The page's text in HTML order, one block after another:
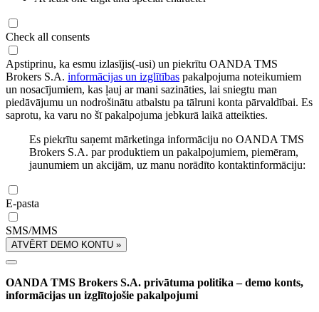
Check all consents
Apstiprinu, ka esmu izlasījis(-usi) un piekrītu OANDA TMS
Brokers S.A. informācijas un izglītības pakalpojuma noteikumiem
un nosacījumiem, kas ļauj ar mani sazināties, lai sniegtu man
piedāvājumu un nodrošinātu atbalstu pa tālruni konta pārvaldībai. Es
saprotu, ka varu no šī pakalpojuma jebkurā laikā atteikties.
Es piekrītu saņemt mārketinga informāciju no OANDA TMS
Brokers S.A. par produktiem un pakalpojumiem, piemēram,
jaunumiem un akcijām, uz manu norādīto kontaktinformāciju:
E-pasta
SMS/MMS
ATVĒRT DEMO KONTU »
OANDA TMS Brokers S.A. privātuma politika – demo konts,
informācijas un izglītojošie pakalpojumi